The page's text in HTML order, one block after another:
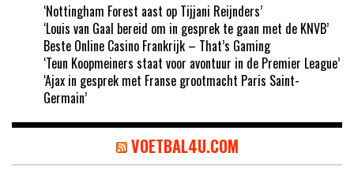
‘Nottingham Forest aast op Tijjani Reijnders’
‘Louis van Gaal bereid om in gesprek te gaan met de KNVB’
Beste Online Casino Frankrijk – That’s Gaming
‘Teun Koopmeiners staat voor avontuur in de Premier League’
‘Ajax in gesprek met Franse grootmacht Paris Saint-
Germain’
VOETBAL4U.COM